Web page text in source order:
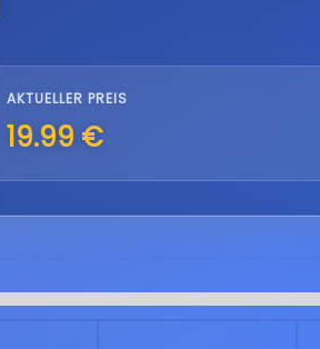
AKTUELLER PREIS
19.99 €